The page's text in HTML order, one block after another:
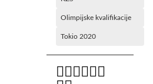
Olimpijske kvalifikacije
Tokio 2020